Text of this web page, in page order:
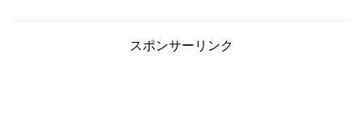
スポンサーリンク